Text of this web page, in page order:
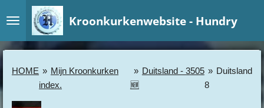
direct
naar
hoofdinhoud
Kroonkurkenwebsite - Hundry
HOME » Mijn Kroonkurken
index.
» Duitsland - 3505
🆕
» Duitsland
8